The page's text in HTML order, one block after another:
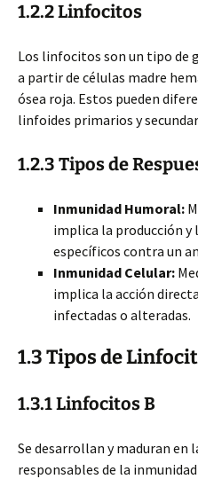
1.2.2 Linfocitos
Los linfocitos son un tipo de
a partir de células madre
ósea roja. Estos pueden
linfoides primarios y
1.2.3 Tipos de
Inmunidad Humoral:
implica la producción
específicos contra un
Inmunidad Celular:
implica la acción
infectadas o alteradas.
1.3 Tipos de
1.3.1 Linfocitos B
Se desarrollan y maduran en
responsables de la